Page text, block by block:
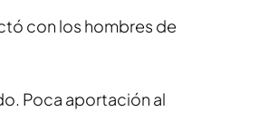
con los hombres de
Poca aportación al